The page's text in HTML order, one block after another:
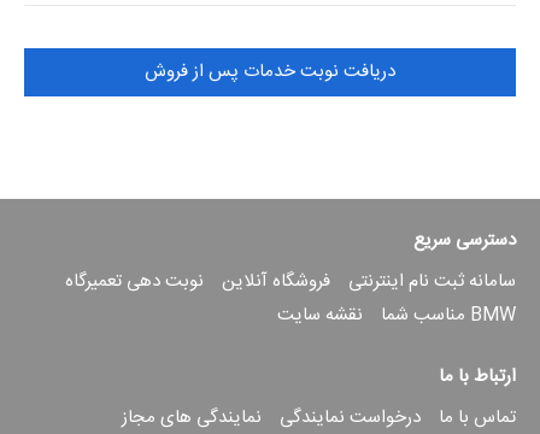
دریافت نوبت خدمات پس از فروش
دسترسی سریع
سامانه ثبت نام اینترنتی
فروشگاه آنلاین
نوبت دهی تعمیرگاه
BMW مناسب شما
نقشه سایت
ارتباط با ما
تماس با ما
درخواست نمایندگی
نمایندگی های مجاز